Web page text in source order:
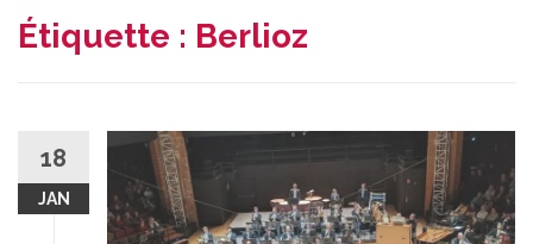
Étiquette : Berlioz
18
JAN